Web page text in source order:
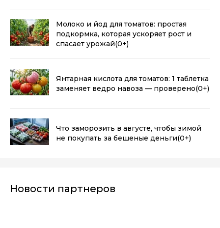
Молоко и йод для томатов: простая
подкормка, которая ускоряет рост и
спасает урожай(0+)
Янтарная кислота для томатов: 1 таблетка
заменяет ведро навоза — проверено(0+)
Что заморозить в августе, чтобы зимой
не покупать за бешеные деньги(0+)
Новости партнеров